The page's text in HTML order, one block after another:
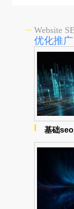
Website
优化推广
基础